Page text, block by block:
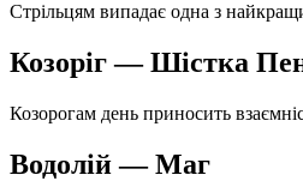
Стрільцям випадає одна з
Козоріг — Шістка
Козорогам день приносить
Водолій — Маг